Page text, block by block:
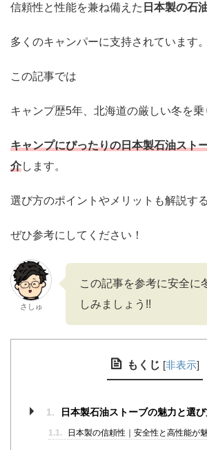
信頼性と性能を兼ね備えた 日本製の石
多くのキャンパーに支持されています。
この記事では
キャンプ歴5年、北海道の厳しい冬を
キャンプにぴったりの日本製石油スト
介します。
選び方のポイントやメリットも解説す
ぜひ参考にしてください！
さしゅ
この記事を参考に安全に
しみましょう!!
もくじ [非表示]
1. 日本製石油ストーブの魅力と選
1.1. 日本製の信頼性｜安全性と高性能が